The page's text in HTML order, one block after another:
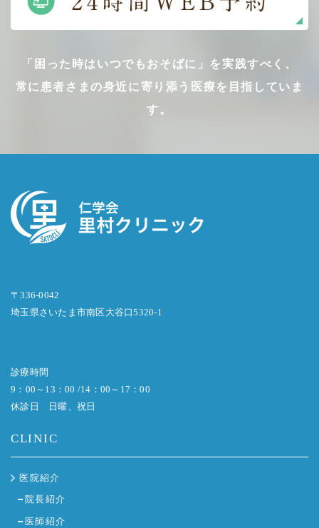
「困った時はいつでもおそばに」を実践すべく、
常に患者さまの身近に寄り添う医療を目指していま
す。
〒336-0042
埼玉県さいたま市南区大谷口5320-1
診療時間
9：00～13：00 /14：00～17：00
休診日 日曜、祝日
CLINIC
医院紹介
院長紹介
医師紹介